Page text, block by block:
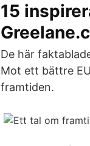
15
De här
Mot ett bättre
framtiden.